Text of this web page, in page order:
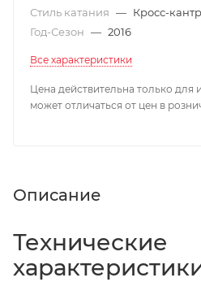
Стиль катания — Кросс-
Год-Сезон — 2016
Все характеристики
Цена действительна только для
может отличаться от цен в
Описание
Технические